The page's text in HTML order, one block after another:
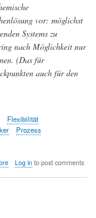
vor: möglichst
Systems zu
nach Möglichkeit nur
(Das für
auch für den
Flexibilität
Prozess
about
Log into post comments